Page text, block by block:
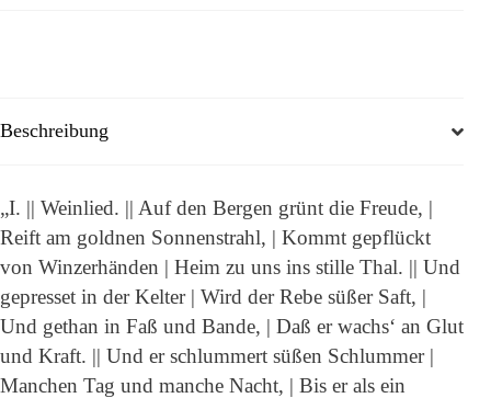
Beschreibung
„I. || Weinlied. || Auf den Bergen grünt die Freude, |
Reift am goldnen Sonnenstrahl, | Kommt gepflückt
von Winzerhänden | Heim zu uns ins stille Thal. || Und
gepresset in der Kelter | Wird der Rebe süßer Saft, |
Und gethan in Faß und Bande, | Daß er wachs‘ an Glut
und Kraft. || Und er schlummert süßen Schlummer |
Manchen Tag und manche Nacht, | Bis er als ein